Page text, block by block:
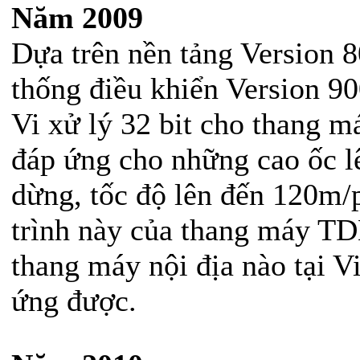
Năm 2009
Dựa trên nền tảng Version
thống điều khiển Version
Vi xử lý 32 bit cho thang
đáp ứng cho những cao ốc
dừng, tốc độ lên đến
trình này của thang máy
thang máy nội địa nào tại
ứng được.